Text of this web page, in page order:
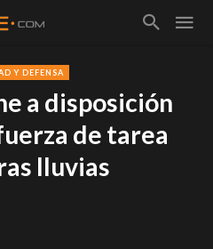
Y DEFENSA
a disposición
de tarea
lluvias